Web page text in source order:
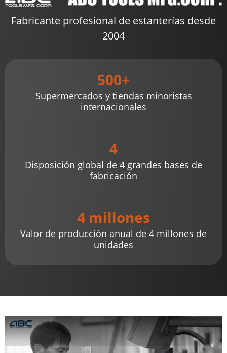
Fabricante profesional de estanterías desde
2004
500+
Supermercados y tiendas minoristas
internacionales
4
Disposición global de 4 grandes bases de
fabricación
4 millones
Valor de producción anual de 4 millones de
unidades